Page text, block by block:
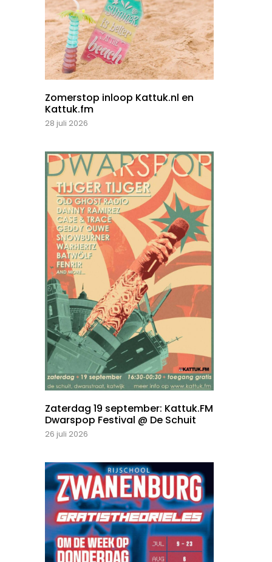
Zomerstop inloop Kattuk.nl en
Kattuk.fm
28 juli 2026
Zaterdag 19 september: Kattuk.FM
Dwarspop Festival @ De Schuit
26 juli 2026